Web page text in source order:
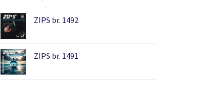
ZIPS br. 1492
ZIPS br. 1491